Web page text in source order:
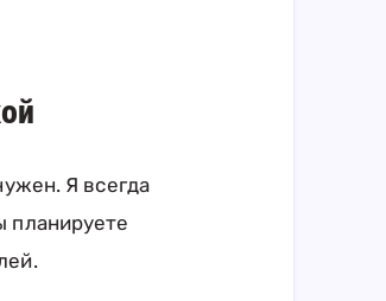
Я всегда
планируете